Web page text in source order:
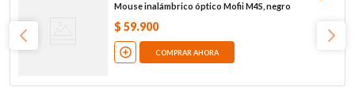
Mouse inalámbrico óptico Mofii M4S, negro
$ 59.900
COMPRAR AHORA